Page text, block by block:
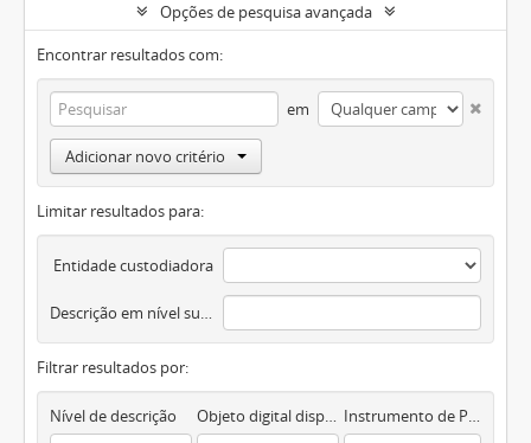
Opções de pesquisa avançada
Encontrar resultados com:
em
Adicionar novo critério
Limitar resultados para:
Entidade custodiadora
Descrição em nível superior
Filtrar resultados por:
Nível de descrição Objeto digital disponível Instrumento de Pesquisa